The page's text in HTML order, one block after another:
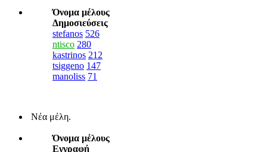
Όνομα μέλους
Δημοσιεύσεις
stefanos 526
ntisco 280
kastrinos 212
tsiggeno 147
manoliss 71
Νέα μέλη.
Όνομα μέλους
Εγγραφή